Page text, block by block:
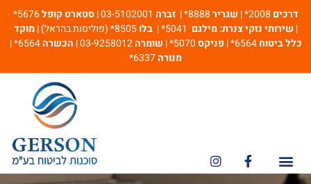
דרכים שגריר זברה סטארט קופל
5676*
| שירותי נזקי צנרת: מילגם בלו8505* (פוליסות בהראל) |
מוקד
כלל ביטוח6564* | פניקס שומרה03-9258012 | הכשרה6564* |
מנורה